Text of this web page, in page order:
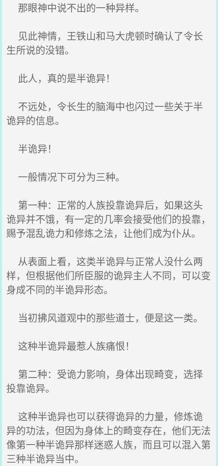
那眼神中说不出的一种异样。
见此神情，王铁山和马大虎顿时确认了令长
生所说的没错。
此人，真的是半诡异！
不远处，令长生的脑海中也闪过一些关于半
诡异的信息。
半诡异！
一般情况下可分为三种。
第一种：正常的人族投靠诡异后，如果这头
诡异并不饿，有一定的几率会接受他们的投靠，
赐予混乱诡力和修炼之法，让他们成为仆从。
从表面上看，这类半诡异与正常人没什么两
样，但根据他们所臣服的诡异主人不同，可以变
身成不同的半诡异形态。
当初拂风道观中的那些道士，便是这一类。
这种半诡异最惹人族痛恨！
第二种：受诡力影响，身体出现畸变，选择
投靠诡异。
这种半诡异也可以获得诡异的力量，修炼诡
异的功法，但因为身体上的畸变存在，他们无法
像第一种半诡异那样迷惑人族，而且可以混入第
三种半诡异当中。